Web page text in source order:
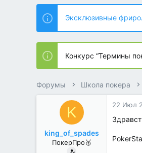
т
о
р
т
е
м
ы
т
н
а
ч
л
а
Эксклюзивные
Конкурс “Термины
Форумы Школа покера
K
king_of_spades
ПокерПро🥈
22 Июл